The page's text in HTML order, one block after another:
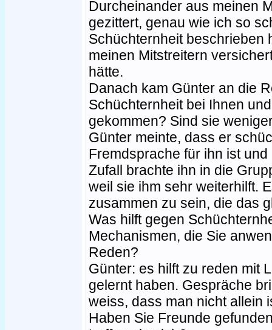
Durcheinander aus meinen
gezittert, genau wie ich so
Schüchternheit beschrieben
meinen Mitstreitern
hätte.
Danach kam Günter an die
Schüchternheit bei Ihnen
gekommen? Sind sie
Günter meinte, dass er
Fremdsprache für ihn ist
Zufall brachte ihn in die
weil sie ihm sehr weiterhilft.
zusammen zu sein, die das
Was hilft gegen
Mechanismen, die Sie
Reden?
Günter: es hilft zu reden mit
gelernt haben. Gespräche
weiss, dass man nicht allein
Haben Sie Freunde